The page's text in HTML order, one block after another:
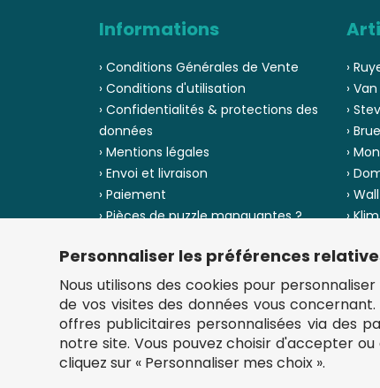
Informations
› Conditions Générales de Vente
› Conditions d'utilisation
› Confidentialités & protections des
données
› Mentions légales
› Envoi et livraison
› Paiement
› Pièces de puzzle manquantes ?
› Plan du site
›
›
›
›
›
›
›
›
›
** Frais d'envoi = 6,95 € (France) / gratuit à partir de
Personnaliser les préférences
Nous utilisons des cookies pour
de vos visites des données vous
offres publicitaires personnalisées via des
notre site. Vous pouvez choisir d'accepter ou
cliquez sur « Personnaliser mes choix ».